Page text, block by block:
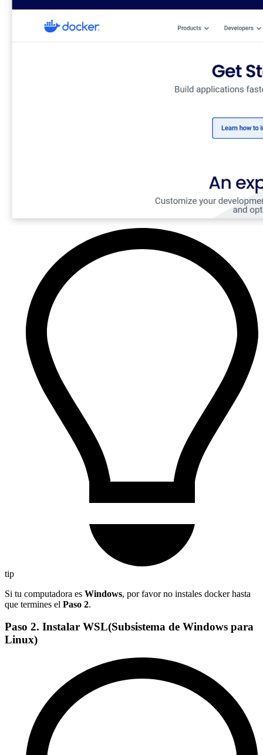
tip
Si tu computadora es Windows, por favor no instales docker hasta
que termines el Paso 2.
Paso 2. Instalar WSL(Subsistema de Windows para
Linux)